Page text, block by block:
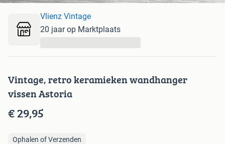
Vintage, retro keramieken wandhanger
vissen Astoria
€ 29,95
Ophalen of Verzenden
Vlienz Vintage
20 jaar op Marktplaats